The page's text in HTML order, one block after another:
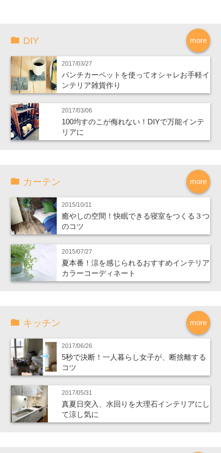
more
DIY
2017/03/27
パンチカーペットを使ってオシャレお手軽イ
ンテリア雑貨作り
2017/03/06
100均すのこが侮れない！DIYで万能インテ
リアに
more
カーテン
2015/10/11
癒やしの空間！快眠できる寝室をつくる３つ
のコツ
2015/07/27
夏本番！涼を感じられるおすすめインテリア
カラーコーディネート
more
キッチン
2017/06/26
5秒で決断！一人暮らし女子が、断捨離する
コツ
2017/05/31
真夏日突入、水回りを大理石インテリアにし
て涼し気に